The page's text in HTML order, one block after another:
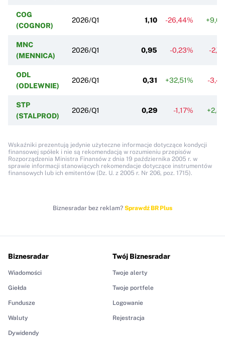
COG
(COGNOR)
2026/Q1 1,10 -26,44%
MNC
(MENNICA)
2026/Q1 0,95 -0,23% -
ODL
(ODLEWNIE)
2026/Q1 0,31 +32,51% -
STP
(STALPROD)
2026/Q1 0,29 -1,17%
Wskaźniki prezentują jedynie użyteczne informacje dotyczące kondycji
finansowej spółek i nie są rekomendacją w rozumieniu przepisów
Rozporządzenia Ministra Finansów z dnia 19 października 2005 r. w
sprawie informacji stanowiących rekomendacje dotyczące instrumentów
finansowych lub ich emitentów (Dz. U. z 2005 r. Nr 206, poz. 1715).
Biznesradar bez reklam? Sprawdź BR Plus
Biznesradar
Wiadomości
Giełda
Fundusze
Waluty
Dywidendy
Twój Biznesradar
Twoje alerty
Twoje portfele
Logowanie
Rejestracja